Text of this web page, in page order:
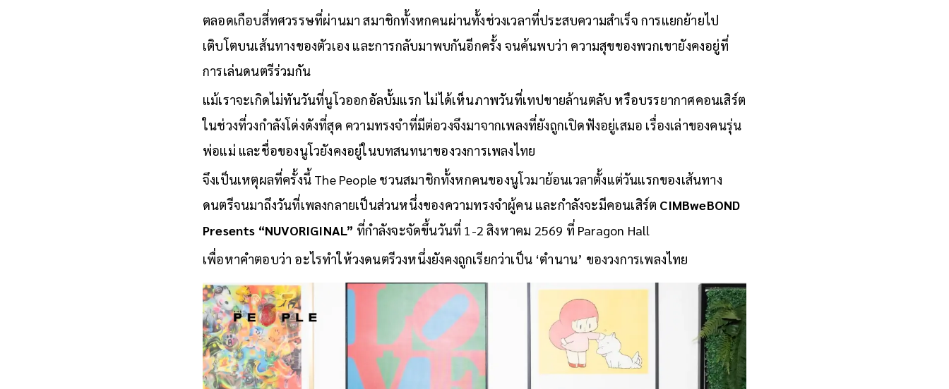
ตลอดเกือบสี่ทศวรรษที่ผ่านมา สมาชิกทั้งหกคนผ่านทั้งช่วงเวลาที่ประสบความสำเร็จ การแยกย้ายไป
เติบโตบนเส้นทางของตัวเอง และการกลับมาพบกันอีกครั้ง จนค้นพบว่า ความสุขของพวกเขายังคงอยู่ที่
การเล่นดนตรีร่วมกัน
แม้เราจะเกิดไม่ทันวันที่นูโวออกอัลบั้มแรก ไม่ได้เห็นภาพวันที่เทปขายล้านตลับ หรือบรรยากาศคอนเสิร์ต
ในช่วงที่วงกำลังโด่งดังที่สุด ความทรงจำที่มีต่อวงจึงมาจากเพลงที่ยังถูกเปิดฟังอยู่เสมอ เรื่องเล่าของคนรุ่น
พ่อแม่ และชื่อของนูโวยังคงอยู่ในบทสนทนาของวงการเพลงไทย
จึงเป็นเหตุผลที่ครั้งนี้ The People ชวนสมาชิกทั้งหกคนของนูโวมาย้อนเวลาตั้งแต่วันแรกของเส้นทาง
ดนตรีจนมาถึงวันที่เพลงกลายเป็นส่วนหนึ่งของความทรงจำผู้คน และกำลังจะมีคอนเสิร์ต CIMBweBOND
Presents “NUVORIGINAL” ที่กำลังจะจัดขึ้นวันที่ 1-2 สิงหาคม 2569 ที่ Paragon Hall
เพื่อหาคำตอบว่า อะไรทำให้วงดนตรีวงหนึ่งยังคงถูกเรียกว่าเป็น ‘ตำนาน’ ของวงการเพลงไทย